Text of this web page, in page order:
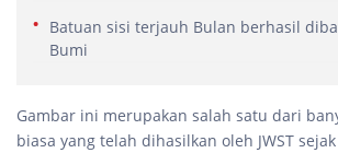
Batuan sisi terjauh Bulan berhasil
Bumi
Gambar ini merupakan salah satu dari
biasa yang telah dihasilkan oleh JWST